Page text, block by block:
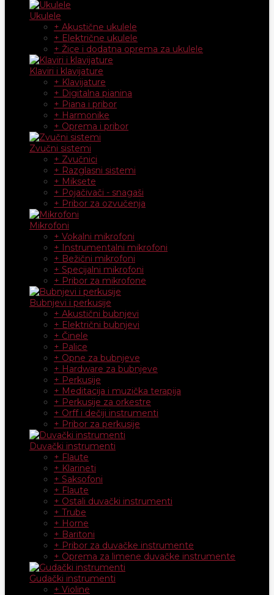
Ukulele
+ Akustične ukulele
+ Električne ukulele
+ Žice i dodatna oprema za ukulele
Klaviri i klavijature
+ Klavijature
+ Digitalna pianina
+ Piana i pribor
+ Harmonike
+ Oprema i pribor
Zvučni sistemi
+ Zvučnici
+ Razglasni sistemi
+ Miksete
+ Pojačivači - snagaši
+ Pribor za ozvučenja
Mikrofoni
+ Vokalni mikrofoni
+ Instrumentalni mikrofoni
+ Bežični mikrofoni
+ Specijalni mikrofoni
+ Pribor za mikrofone
Bubnjevi i perkusije
+ Akustični bubnjevi
+ Električni bubnjevi
+ Činele
+ Palice
+ Opne za bubnjeve
+ Hardware za bubnjeve
+ Perkusije
+ Meditacija i muzička terapija
+ Perkusije za orkestre
+ Orff i dečiji instrumenti
+ Pribor za perkusije
Duvački instrumenti
+ Flaute
+ Klarineti
+ Saksofoni
+ Flaute
+ Ostali duvački instrumenti
+ Trube
+ Horne
+ Baritoni
+ Pribor za duvačke instrumente
+ Oprema za limene duvačke instrumente
Gudački instrumenti
+ Violine